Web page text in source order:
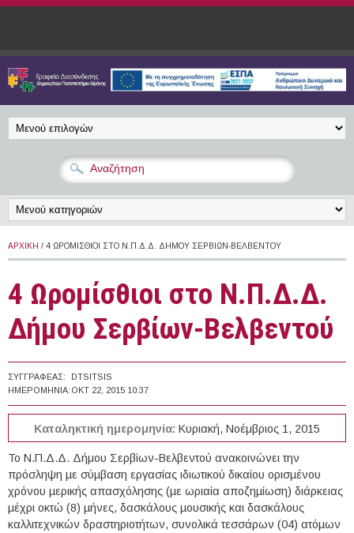
Παράκαμψη προς το κυρίως περιεχόμενο
ΑΡΧΙΚΉ / 4 ΩΡΟΜΊΣΘΙΟΙ ΣΤΟ Ν.Π.Δ.Δ. ΔΉΜΟΥ ΣΕΡΒΊΩΝ-ΒΕΛΒΕΝΤΟΎ
4 Ωρομίσθιοι στο Ν.Π.Δ.Δ.
Δήμου Σερβίων-Βελβεντού
ΣΥΓΓΡΑΦΈΑΣ:
DTSITSIS
ΗΜΕΡΟΜΗΝΊΑ: ΟΚΤ 22, 2015 10:37
Καταληκτική ημερομηνία: Κυριακή, Νοέμβριος 1, 2015
Το Ν.Π.Δ.Δ. Δήμου Σερβίων-Βελβεντού ανακοινώνει την
πρόσληψη µε σύµβαση εργασίας ιδιωτικού δικαίου ορισµένου
χρόνου µερικής απασχόλησης (µε ωριαία αποζηµίωση) διάρκειας
µέχρι οκτώ (8) µήνες, δασκάλους µουσικής και δασκάλους
καλλιτεχνικών δραστηριοτήτων, συνολικά τεσσάρων (04) ατόµων